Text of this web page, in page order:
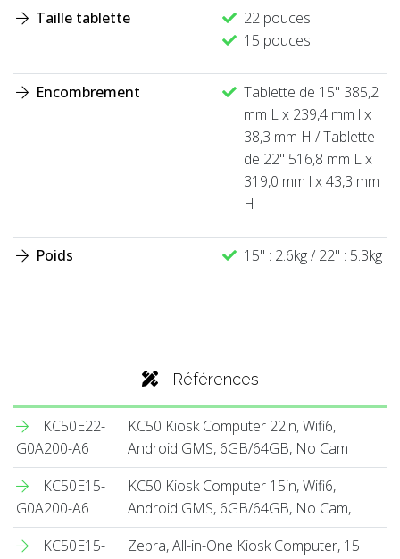
Taille tablette
22 pouces
15 pouces
Encombrement
Tablette de 15" 385,2
mm L x 239,4 mm l x
38,3 mm H / Tablette
de 22" 516,8 mm L x
319,0 mm l x 43,3 mm
H
Poids 15" : 2.6kg / 22" : 5.3kg
Références
KC50E22-
G0A200-A6
KC50 Kiosk Computer 22in, Wifi6,
Android GMS, 6GB/64GB, No Cam
KC50E15-
G0A200-A6
KC50 Kiosk Computer 15in, Wifi6,
Android GMS, 6GB/64GB, No Cam,
KC50E15-
Zebra, All-in-One Kiosk Computer, 15